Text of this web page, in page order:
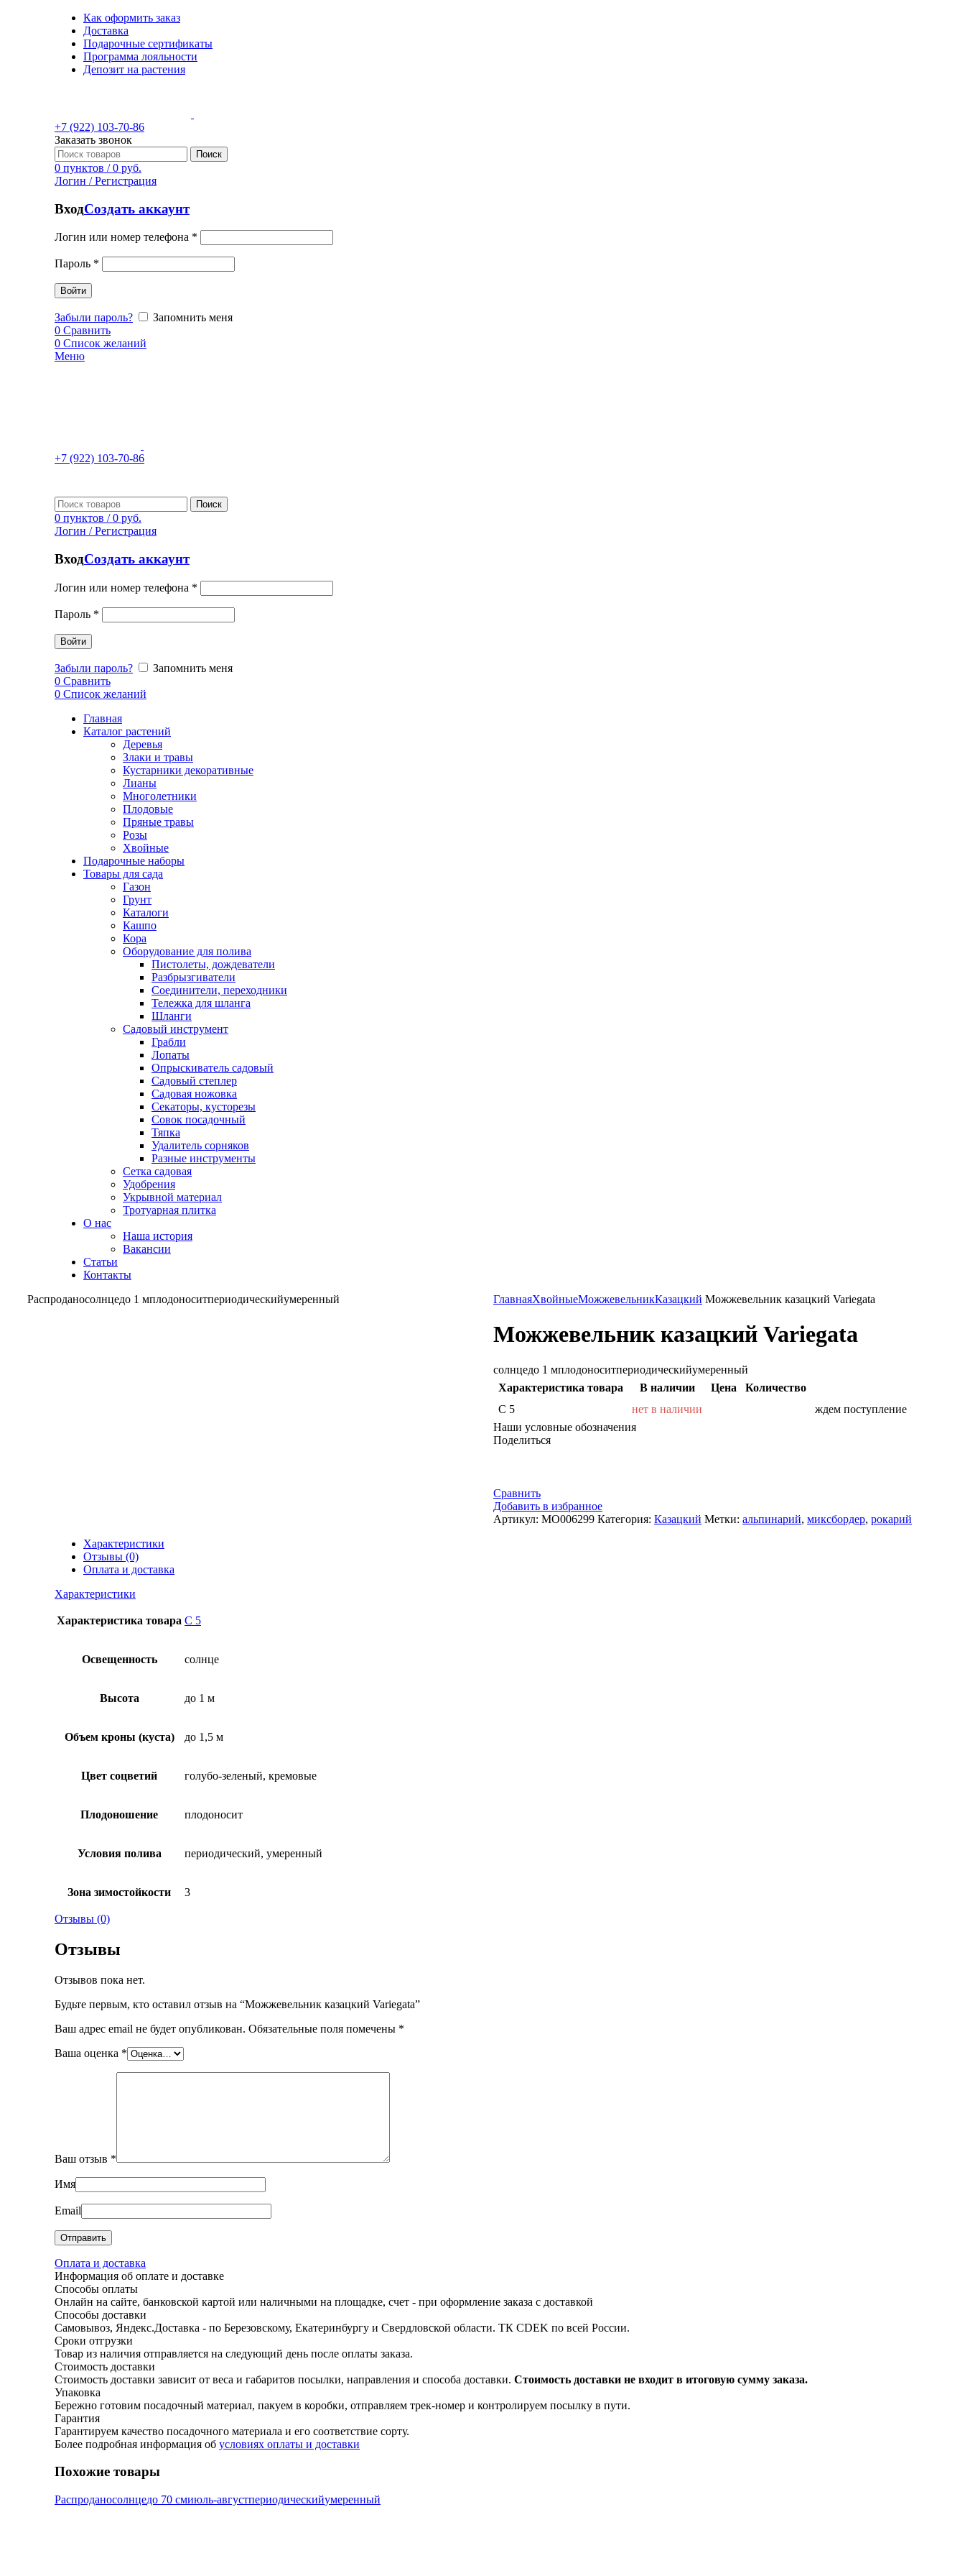
Как оформить заказ
Доставка
Подарочные сертификаты
Программа лояльности
Депозит на растения
+7 (922) 103-70-86
Заказать звонок
Поиск
0 пунктов / 0 руб.
Логин / Регистрация
ВходСоздать аккаунт
Логин или номер телефона *
Пароль *
Войти
Забыли пароль?
Запомнить меня
0 Сравнить
0 Список желаний
Меню
+7 (922) 103-70-86
Поиск
0 пунктов / 0 руб.
Логин / Регистрация
ВходСоздать аккаунт
Логин или номер телефона *
Пароль *
Войти
Забыли пароль?
Запомнить меня
0 Сравнить
0 Список желаний
Главная
Каталог растений
Деревья
Злаки и травы
Кустарники декоративные
Лианы
Многолетники
Плодовые
Пряные травы
Розы
Хвойные
Подарочные наборы
Товары для сада
Газон
Грунт
Каталоги
Кашпо
Кора
Оборудование для полива
Пистолеты, дождеватели
Разбрызгиватели
Соединители, переходники
Тележка для шланга
Шланги
Садовый инструмент
Грабли
Лопаты
Опрыскиватель садовый
Садовый степлер
Садовая ножовка
Секаторы, кусторезы
Совок посадочный
Тяпка
Удалитель сорняков
Разные инструменты
Сетка садовая
Удобрения
Укрывной материал
Тротуарная плитка
О нас
Наша история
Вакансии
Статьи
Контакты
Распроданосолнцедо 1 мплодоноситпериодическийумеренный ГлавнаяХвойныеМожжевельникКазацкий Можжевельник казацкий Variegata
Можжевельник казацкий Variegata
солнцедо 1 мплодоноситпериодическийумеренный
Характеристика товара
В наличии Цена
Количество
С 5
нет в наличии
ждем поступление
Наши условные обозначения
Поделиться
Сравнить
Добавить в избранное
Артикул: МО006299 Категория: Казацкий Метки: альпинарий, миксбордер, рокарий
Характеристики
Отзывы (0)
Оплата и доставка
Характеристики
Характеристика товара С 5
Освещенность солнце
Высота до 1 м
Объем кроны (куста) до 1,5 м
Цвет соцветий голубо-зеленый, кремовые
Плодоношение плодоносит
Условия полива периодический, умеренный
Зона зимостойкости 3
Отзывы (0)
Отзывы
Отзывов пока нет.
Будьте первым, кто оставил отзыв на “Можжевельник казацкий Variegata”
Ваш адрес email не будет опубликован. Обязательные поля помечены *
Ваша оценка *
Ваш отзыв *
Имя
Email
Оплата и доставка
Информация об оплате и доставке
Способы оплаты
Онлайн на сайте, банковской картой или наличными на площадке, счет - при оформление заказа с доставкой
Способы доставки
Самовывоз, Яндекс.Доставка - по Березовскому, Екатеринбургу и Свердловской области. ТК CDEK по всей России.
Сроки отгрузки
Товар из наличия отправляется на следующий день после оплаты заказа.
Стоимость доставки
Стоимость доставки зависит от веса и габаритов посылки, направления и способа доставки. Стоимость доставки не входит в итоговую сумму заказа.
Упаковка
Бережно готовим посадочный материал, пакуем в коробки, отправляем трек-номер и контролируем посылку в пути.
Гарантия
Гарантируем качество посадочного материала и его соответствие сорту.
Более подробная информация об условиях оплаты и доставки
Похожие товары
Распроданосолнцедо 70 смиюль-августпериодическийумеренный